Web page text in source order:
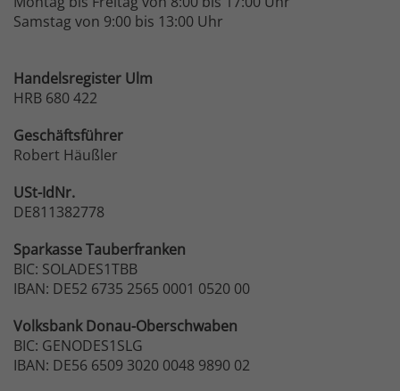
Samstag von 9:00 bis 13:00 Uhr
Handelsregister Ulm
HRB 680 422
Geschäftsführer
Robert Häußler
USt-IdNr.
DE811382778
SparkasseTauberfranken
BIC: SOLADES1TBB
IBAN: DE52 6735 2565 0001 0520 00
VolksbankDonau-Oberschwaben
BIC: GENODES1SLG
IBAN: DE56 6509 3020 0048 9890 02